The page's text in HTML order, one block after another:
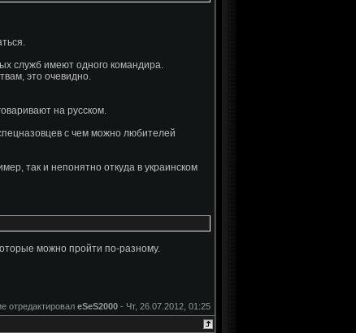
служб имеют одного командира.
это очевидно.
на русском.
с чем можно любителей
так и непонятно откуда в украинском
можно пройти по-разному.
отредактировал eSeS2000 - Чт, 26.07.2012, 01:25